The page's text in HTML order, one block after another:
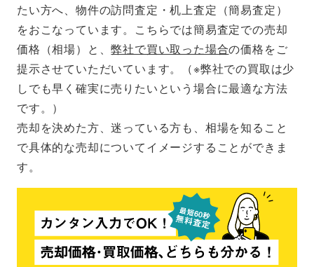
たい方へ、物件の訪問査定・机上査定（簡易査定）
をおこなっています。こちらでは簡易査定での売却
価格（相場）と、弊社で買い取った場合の価格をご
提示させていただいています。（※弊社での買取は少
しでも早く確実に売りたいという場合に最適な方法
です。）
売却を決めた方、迷っている方も、相場を知ること
で具体的な売却についてイメージすることができま
す。